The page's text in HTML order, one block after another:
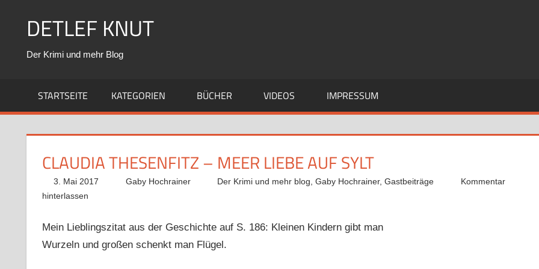
DETLEF KNUT
Der Krimi und mehr Blog
STARTSEITE KATEGORIEN BÜCHER VIDEOS IMPRESSUM
CLAUDIA THESENFITZ – MEER LIEBE AUF SYLT
3. Mai 2017 Gaby Hochrainer Der Krimi und mehr blog ,Gaby Hochrainer,Gastbeiträge
Kommentar
hinterlassen
Mein Lieblingszitat aus der Geschichte auf S. 186: Kleinen Kindern gibt man
Wurzeln und großen schenkt man Flügel.